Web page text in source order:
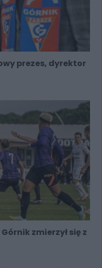
prezes, dyrektor
zmierzył się z